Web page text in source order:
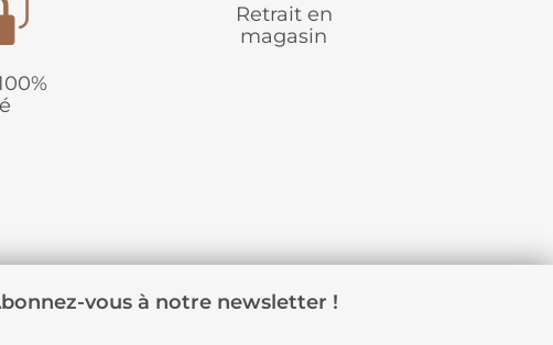
Retrait en
magasin
vous à notre newsletter !